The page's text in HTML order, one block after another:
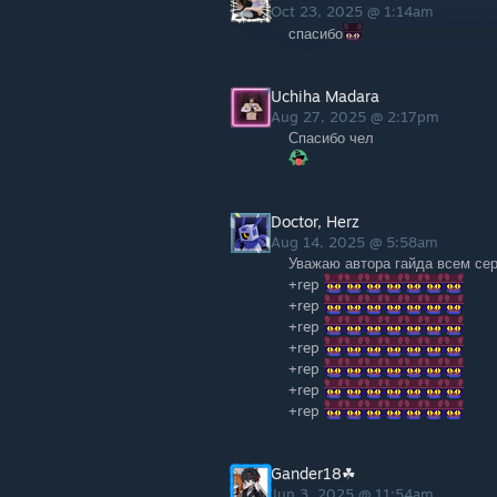
Oct 23, 2025 @ 1:14am
спасибо
Uchiha Madara
Aug 27, 2025 @ 2:17pm
Спасибо чел
Doctor, Herz
Aug 14, 2025 @ 5:58am
Уважаю автора гайда всем
+rep
+rep
+rep
+rep
+rep
+rep
+rep
Gander18☘